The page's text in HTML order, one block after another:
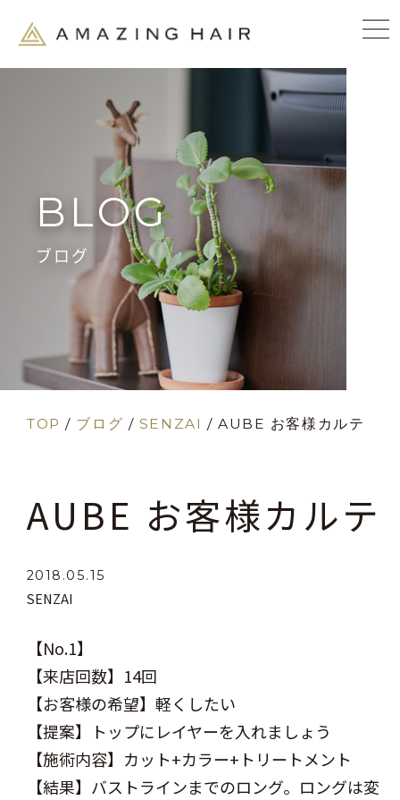
BLOG
ブログ
TOP / ブログ / SENZAI /AUBE お客様カルテ
AUBE お客様カルテ
2018.05.15
SENZAI
【No.1】
【来店回数】14回
【お客様の希望】軽くしたい
【提案】トップにレイヤーを入れましょう
【施術内容】カット+カラー+トリートメント
【結果】バストラインまでのロング。ロングは変